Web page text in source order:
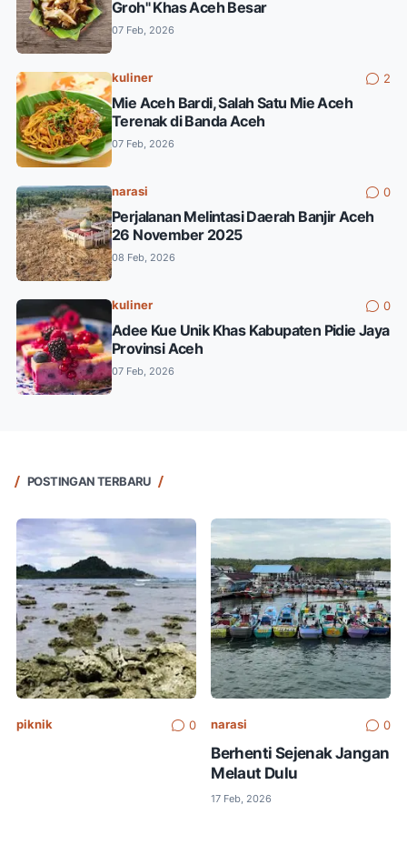
Groh" Khas Aceh Besar
07 Feb, 2026
kuliner 2
Mie Aceh Bardi, Salah Satu Mie Aceh
Terenak di Banda Aceh
07 Feb, 2026
narasi 0
Perjalanan Melintasi Daerah Banjir Aceh
26 November 2025
08 Feb, 2026
kuliner 0
Adee Kue Unik Khas Kabupaten Pidie Jaya
Provinsi Aceh
07 Feb, 2026
POSTINGAN TERBARU
piknik 0 narasi 0
Berhenti Sejenak Jangan
Melaut Dulu
17 Feb, 2026